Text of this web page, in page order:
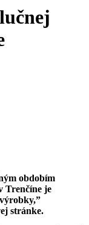
obdobím
Trenčíne je
stránke.